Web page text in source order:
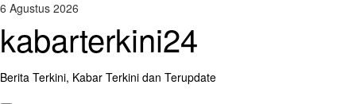
Skip
content
6 Agustus 2026
kabarterkini24
Berita Terkini, Kabar Terkini dan Terupdate